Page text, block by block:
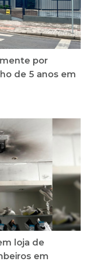
por
de 5 anos em
loja de
em